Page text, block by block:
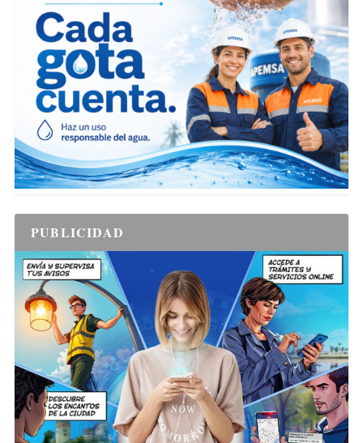
PUBLICIDAD